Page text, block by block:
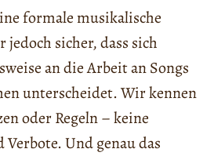
formale musikalische
sicher, dass sich
an die Arbeit an Songs
unterscheidet. Wir kennen
oder Regeln – keine
Und genau das